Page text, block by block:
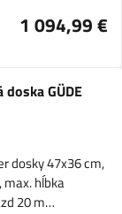
1 094,99 €
GÜDE
dosky 47x36 cm,
max. hĺbka
20 m…